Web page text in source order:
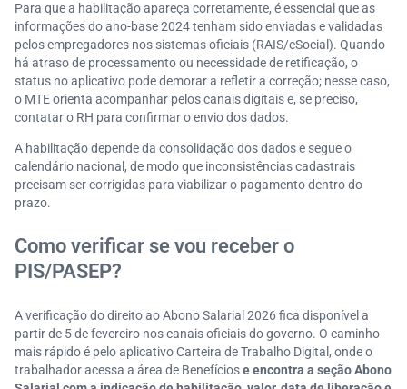
Para que a habilitação apareça corretamente, é essencial que as
informações do ano-base 2024 tenham sido enviadas e validadas
pelos empregadores nos sistemas oficiais (RAIS/eSocial). Quando
há atraso de processamento ou necessidade de retificação, o
status no aplicativo pode demorar a refletir a correção; nesse caso,
o MTE orienta acompanhar pelos canais digitais e, se preciso,
contatar o RH para confirmar o envio dos dados.
A habilitação depende da consolidação dos dados e segue o
calendário nacional, de modo que inconsistências cadastrais
precisam ser corrigidas para viabilizar o pagamento dentro do
prazo.
Como verificar se vou receber o
PIS/PASEP?
A verificação do direito ao Abono Salarial 2026 fica disponível a
partir de 5 de fevereiro nos canais oficiais do governo. O caminho
mais rápido é pelo aplicativo Carteira de Trabalho Digital, onde o
trabalhador acessa a área de Benefíciose encontra a seção Abono